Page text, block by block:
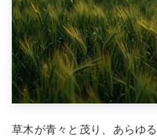
草木が青々と茂り、あらゆ